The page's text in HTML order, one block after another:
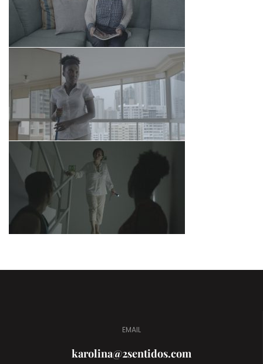
EMAIL
karolina@2sentidos.com